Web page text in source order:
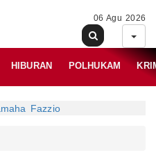
06 Agu 2026
HIBURAN POLHUKAM